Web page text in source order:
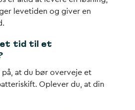
levetiden og giver en
tid til et
på, at du bør overveje et
Oplever du, at din